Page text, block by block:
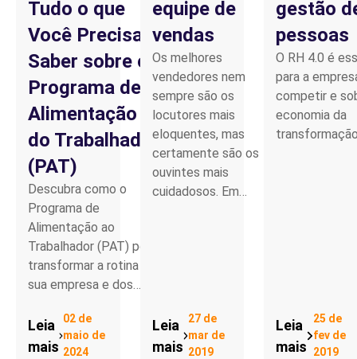
Tudo o que
Você Precisa
Saber sobre o
Programa de
Alimentação
do Trabalhador
(PAT)
Descubra como o
Programa de
Alimentação ao
Trabalhador (PAT) pode
transformar a rotina da
sua empresa e dos…
Leia
mais
02 de
maio de
2024
equipe de
vendas
Os melhores
vendedores nem
sempre são os
locutores mais
eloquentes, mas
certamente são os
ouvintes mais
cuidadosos. Em…
Leia
mais
27 de
mar de
2019
gestão
pessoas
O RH 4.0 é
para a
competir e
economia da
Leia
mais
25 de
fev de
2019